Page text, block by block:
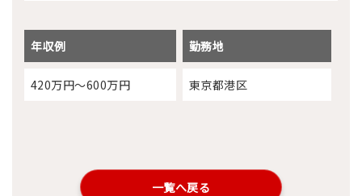
年収例 勤務地
420万円～600万円 東京都港区
一覧へ戻る